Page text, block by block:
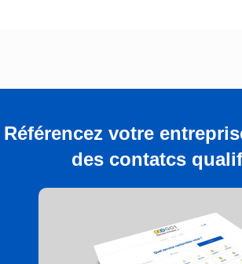
Référencez votre
des contatcs